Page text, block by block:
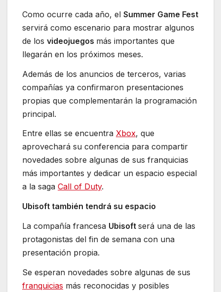
Como ocurre cada año, el Summer Game Fest
servirá como escenario para mostrar algunos
de los videojuegos más importantes que
llegarán en los próximos meses.
Además de los anuncios de terceros, varias
compañías ya confirmaron presentaciones
propias que complementarán la programación
principal.
Entre ellas se encuentra Xbox, que
aprovechará su conferencia para compartir
novedades sobre algunas de sus franquicias
más importantes y dedicar un espacio especial
a la saga Call of Duty.
Ubisoft también tendrá su espacio
La compañía francesa Ubisoft será una de las
protagonistas del fin de semana con una
presentación propia.
Se esperan novedades sobre algunas de sus
franquicias más reconocidas y posibles